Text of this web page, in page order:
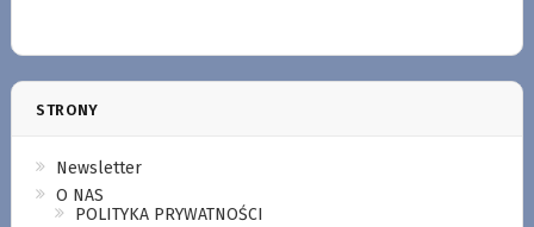
STRONY
Newsletter
O NAS
POLITYKA PRYWATNOŚCI